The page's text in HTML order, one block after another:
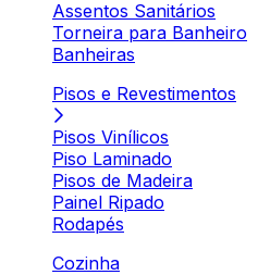
Assentos Sanitários
Torneira para Banheiro
Banheiras
Pisos e Revestimentos
Pisos Vinílicos
Piso Laminado
Pisos de Madeira
Painel Ripado
Rodapés
Cozinha